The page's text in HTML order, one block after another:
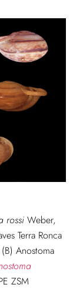
rossiWeber,
Terra Ronca
Anostoma
ZSM